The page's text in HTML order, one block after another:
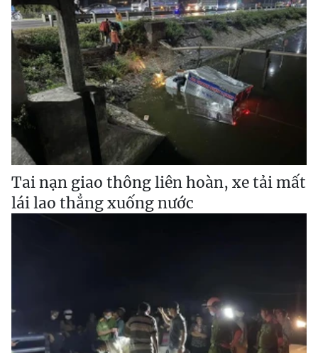
Tai nạn giao thông liên hoàn, xe tải mất
lái lao thẳng xuống nước